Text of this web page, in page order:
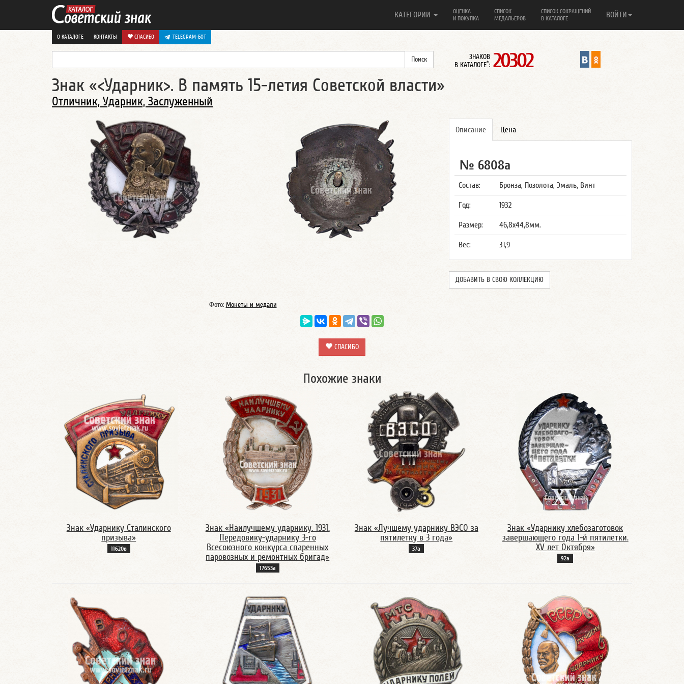
КАТЕГОРИИ
ОЦЕНКА
И ПОКУПКА
СПИСОК
МЕДАЛЬЕРОВ
СПИСОК СОКРАЩЕНИЙ
В КАТАЛОГЕ
ВОЙТИ
О КАТАЛОГЕ КОНТАКТЫ СПАСИБО TELEGRAM-БОТ
ЗНАКОВ
В КАТАЛОГЕ*: 20302
Знак «<Ударник>. В память 15-летия Советской власти»
Отличник, Ударник, Заслуженный
Описание Цена
№ 6808а
Состав: Бронза, Позолота, Эмаль, Винт
Год: 1932
Размер: 46,8x44,8мм.
Вес: 31,9
ДОБАВИТЬ В СВОЮ КОЛЛЕКЦИЮ
Фото: Монеты и медали
СПАСИБО
Похожие знаки
Знак «Ударнику Сталинского
призыва»
11620в
Знак «Наилучшему ударнику. 1931.
Передовику-ударнику 3-го
Всесоюзного конкурса спаренных
паровозных и ремонтных бригад»
17653а
Знак «Лучшему ударнику ВЭСО за
пятилетку в 3 года»
37а
Знак «Ударнику хлебозаготовок
завершающего года 1-й пятилетки.
XV лет Октября»
92а